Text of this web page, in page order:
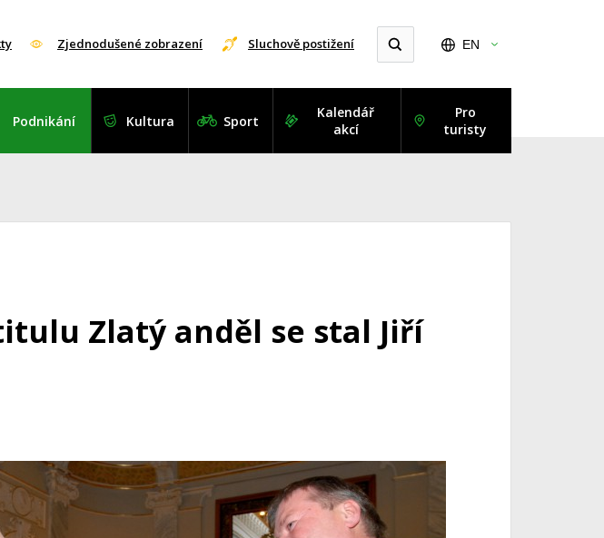
Zjednodušené zobrazení Sluchově postižení EN
Podnikání Kultura Sport
Kalendář
akcí
Pro
turisty
Zlatý anděl se stal Jiří